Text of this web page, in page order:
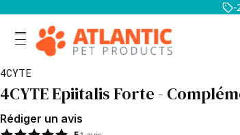
-
4CYTE
4CYTE Epiitalis Forte -
Rédiger un avis